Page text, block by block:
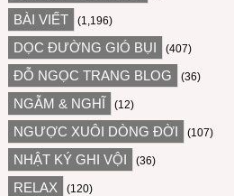
BÀI VIẾT (1,196)
DỌC ĐƯỜNG GIÓ BỤI (407)
ĐỖ NGỌC TRANG BLOG (36)
NGẪM & NGHĨ (12)
NGƯỢC XUÔI DÒNG ĐỜI (107)
NHẬT KÝ GHI VỘI (36)
RELAX (120)